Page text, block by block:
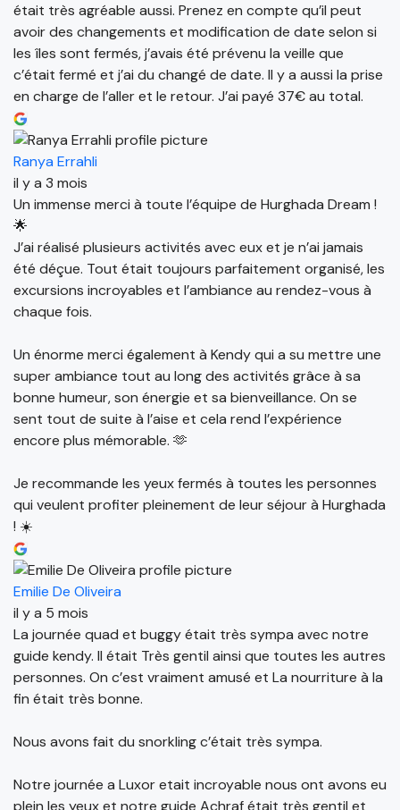
était très agréable aussi. Prenez en compte qu’il peut
avoir des changements et modification de date selon si
les îles sont fermés, j’avais été prévenu la veille que
c’était fermé et j’ai du changé de date. Il y a aussi la prise
en charge de l’aller et le retour. J’ai payé 37€ au total.
Ranya Errahli
il y a 3 mois
Un immense merci à toute l’équipe de Hurghada Dream !
🌟
J’ai réalisé plusieurs activités avec eux et je n’ai jamais
été déçue. Tout était toujours parfaitement organisé, les
excursions incroyables et l’ambiance au rendez-vous à
chaque fois.
Un énorme merci également à Kendy qui a su mettre une
super ambiance tout au long des activités grâce à sa
bonne humeur, son énergie et sa bienveillance. On se
sent tout de suite à l’aise et cela rend l’expérience
encore plus mémorable. 🫶
Je recommande les yeux fermés à toutes les personnes
qui veulent profiter pleinement de leur séjour à Hurghada
! ☀️
Emilie De Oliveira
il y a 5 mois
La journée quad et buggy était très sympa avec notre
guide kendy. Il était Très gentil ainsi que toutes les autres
personnes. On c’est vraiment amusé et La nourriture à la
fin était très bonne.
Nous avons fait du snorkling c’était très sympa.
Notre journée a Luxor etait incroyable nous ont avons eu
plein les yeux et notre guide Achraf était très gentil et